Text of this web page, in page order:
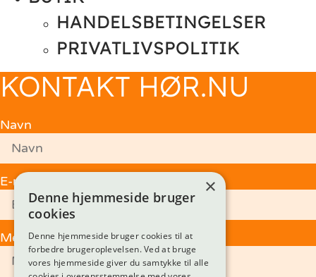
HANDELSBETINGELSER
PRIVATLIVSPOLITIK
KONTAKT HØR.NU
Navn
E-mail
Meddelelse
×
Denne hjemmeside bruger
cookies
Denne hjemmeside bruger cookies til at
forbedre brugeroplevelsen. Ved at bruge
vores hjemmeside giver du samtykke til alle